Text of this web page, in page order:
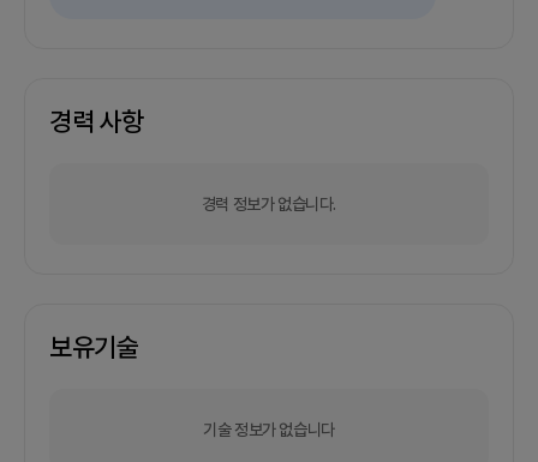
경력 사항
경력 정보가 없습니다.
보유기술
기술 정보가 없습니다